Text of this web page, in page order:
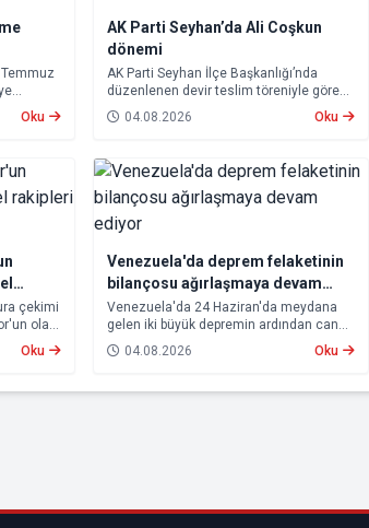
Temmuz
maaş
Oku
AK Parti Seyhan’da Ali Coşkun
dönemi
AK Parti Seyhan İlçe Başkanlığı’nda
düzenlenen devir teslim töreniyle görevi
devralan Ali Coşkun resmen görevine
başladı. Hizmet vurgusu yapan Coşkun,
metrekaresine sevdalı olmaktır” dedi.
04.08.2026 Oku
çekimi
olası
Oku
Venezuela'da deprem felaketinin
bilançosu ağırlaşmaya devam
ediyor
Venezuela'da 24 Haziran'da meydana
gelen iki büyük depremin ardından can
kaybı artmaya devam ediyor.
04.08.2026 Oku